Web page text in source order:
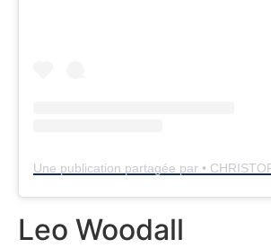
Leo Woodall